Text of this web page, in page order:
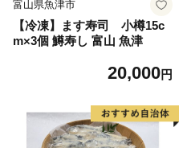
富山県魚津市
【冷凍】ます寿司 小樽15c
m×3個 鱒寿し 富山 魚津
20,000円